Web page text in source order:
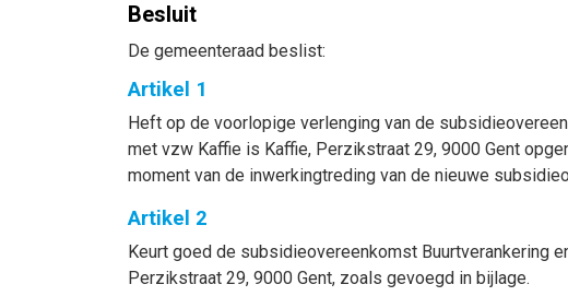
Besluit
De gemeenteraad beslist:
Artikel 1
Heft op de voorlopige verlenging van de
met vzw Kaffie is Kaffie, Perzikstraat 29, 9000 Gent
moment van de inwerkingtreding van de nieuwe
Artikel 2
Keurt goed de subsidieovereenkomst Buurtverankering
Perzikstraat 29, 9000 Gent, zoals gevoegd in bijlage.